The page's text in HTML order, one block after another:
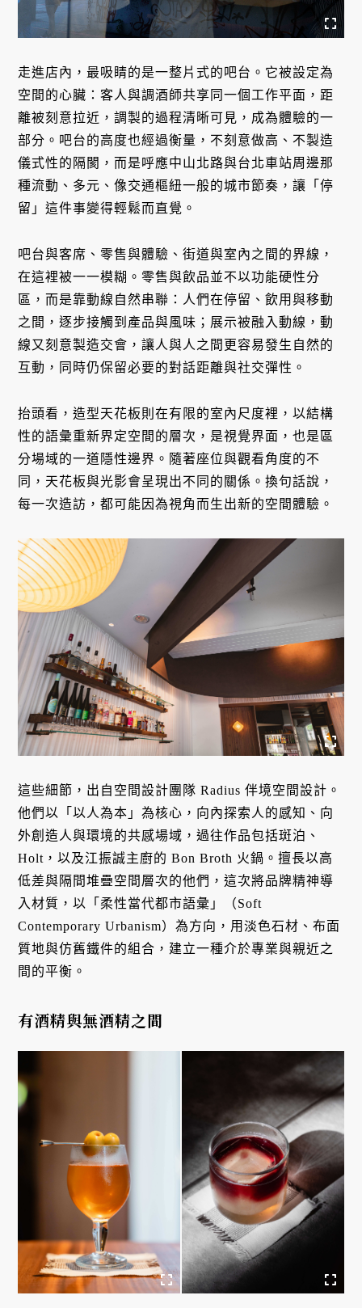
走進店內，最吸睛的是一整片式的吧台。它被設定為
空間的心臟：客人與調酒師共享同一個工作平面，距
離被刻意拉近，調製的過程清晰可見，成為體驗的一
部分。吧台的高度也經過衡量，不刻意做高、不製造
儀式性的隔閡，而是呼應中山北路與台北車站周邊那
種流動、多元、像交通樞紐一般的城市節奏，讓「停
留」這件事變得輕鬆而直覺。
吧台與客席、零售與體驗、街道與室內之間的界線，
在這裡被一一模糊。零售與飲品並不以功能硬性分
區，而是靠動線自然串聯：人們在停留、飲用與移動
之間，逐步接觸到產品與風味；展示被融入動線，動
線又刻意製造交會，讓人與人之間更容易發生自然的
互動，同時仍保留必要的對話距離與社交彈性。
抬頭看，造型天花板則在有限的室內尺度裡，以結構
性的語彙重新界定空間的層次，是視覺界面，也是區
分場域的一道隱性邊界。隨著座位與觀看角度的不
同，天花板與光影會呈現出不同的關係。換句話說，
每一次造訪，都可能因為視角而生出新的空間體驗。
這些細節，出自空間設計團隊 Radius 伴境空間設計。
他們以「以人為本」為核心，向內探索人的感知、向
外創造人與環境的共感場域，過往作品包括斑泊、
Holt，以及江振誠主廚的 Bon Broth 火鍋。擅長以高
低差與隔間堆疊空間層次的他們，這次將品牌精神導
入材質，以「柔性當代都市語彙」（Soft
Contemporary Urbanism）為方向，用淡色石材、布面
質地與仿舊鐵件的組合，建立一種介於專業與親近之
間的平衡。
有酒精與無酒精之間